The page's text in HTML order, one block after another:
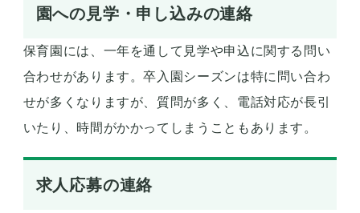
園への見学・申し込みの連絡
保育園には、一年を通して見学や申込に関する問い
合わせがあります。卒入園シーズンは特に問い合わ
せが多くなりますが、質問が多く、電話対応が長引
いたり、時間がかかってしまうこともあります。
求人応募の連絡